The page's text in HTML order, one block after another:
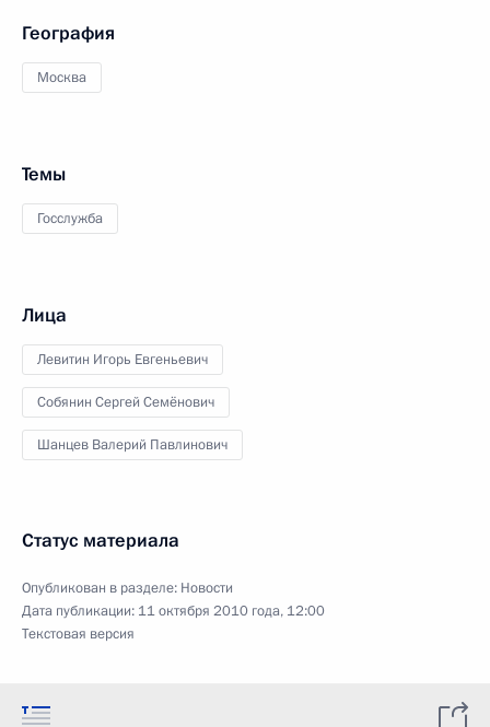
География
Москва
Темы
Госслужба
Лица
Левитин Игорь Евгеньевич
Собянин Сергей Семёнович
Шанцев Валерий Павлинович
Статус материала
Опубликован в разделе: Новости
Дата публикации: 11 октября 2010 года, 12:00
Текстовая версия